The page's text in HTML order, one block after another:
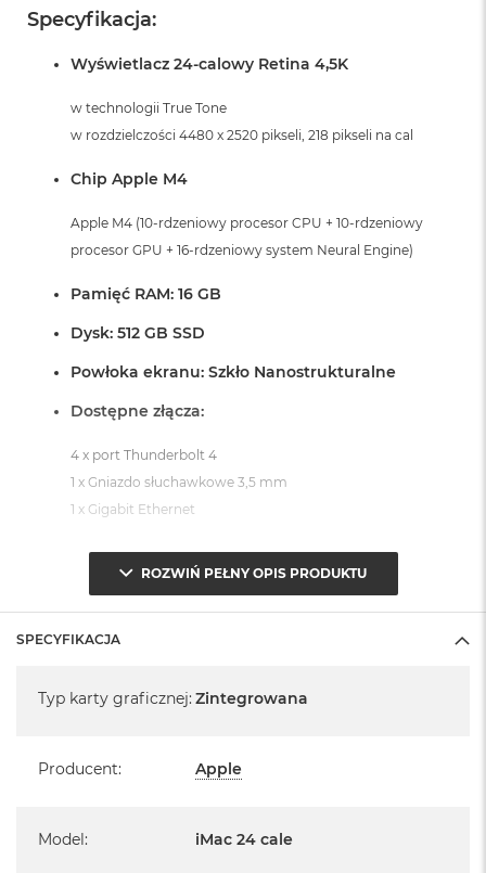
Specyfikacja:
Wyświetlacz 24-calowy Retina 4,5K
w technologii True Tone
w rozdzielczości 4480 x 2520 pikseli, 218 pikseli na cal
Chip Apple M4
Apple M4 (10-rdzeniowy procesor CPU + 10-rdzeniowy
procesor GPU + 16-rdzeniowy system Neural Engine)
Pamięć RAM: 16 GB
Dysk: 512 GB SSD
Powłoka ekranu: Szkło Nanostrukturalne
Dostępne złącza:
4 x port Thunderbolt 4
1 x Gniazdo słuchawkowe 3,5 mm
1 x Gigabit Ethernet
System operacyjny macOS Sequoia
- lub nowszy, z darmową aktualizacją.
iMac jest nowy
ROZWIŃ PEŁNY OPIS PRODUKTU
SPECYFIKACJA
Typ karty graficznej: Zintegrowana
Producent: Apple
Model: iMac 24 cale